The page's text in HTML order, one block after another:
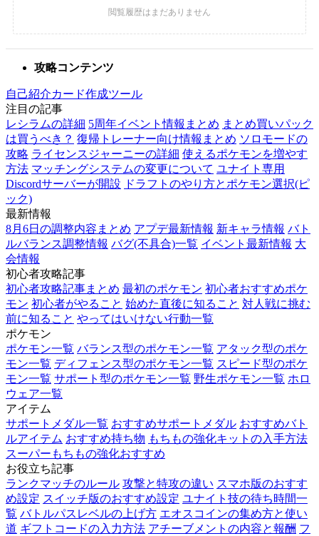
攻略コンテンツ
自己紹介カード作成ツール
注目の記事
レシラムの詳細 5周年イベント情報まとめ まとめ買いパック
は買うべき？ 復帰トレーナー向け情報まとめ ソロモードの
攻略 ライセンスジャーニーの詳細 使えるポケモンを増やす
方法 マッチングシステムの変更について ユナイト専用
Discordサーバーが開設 ドラフトのやり方とポケモン選択(ピ
ック)
最新情報
8月6日の調整内容まとめ アプデ最新情報 新キャラ情報 バト
ルバランス調整情報 バグ(不具合)一覧 イベント最新情報 大
会情報
初心者攻略記事
初心者攻略記事まとめ 最初のポケモン 初心者おすすめポケ
モン 初心者がやること 始めた直後に知ること 対人戦に挑む
前に知ること やってはいけない行動一覧
ポケモン
ポケモン一覧 バランス型のポケモン一覧 アタック型のポケ
モン一覧 ディフェンス型のポケモン一覧 スピード型のポケ
モン一覧 サポート型のポケモン一覧 野生ポケモン一覧 ホロ
ウェア一覧
アイテム
サポートメダル一覧 おすすめサポートメダル おすすめバト
ルアイテム おすすめ持ち物 もちもの強化キットの入手方法
スーパーもちもの強化おすすめ
お役立ち記事
ランクマッチのルール 攻撃と特攻の違い スマホ版のおすす
め設定 スイッチ版のおすすめ設定 ユナイト技の待ち時間一
覧 バトルパスレベルの上げ方 エオスコインの集め方と使い
道 ギフトコードの入力方法 アチーブメントの内容と報酬 フ